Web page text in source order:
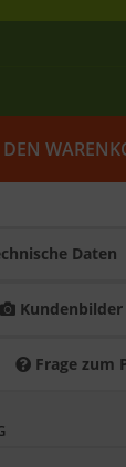
Daten
Kundenbilder
Frage zum